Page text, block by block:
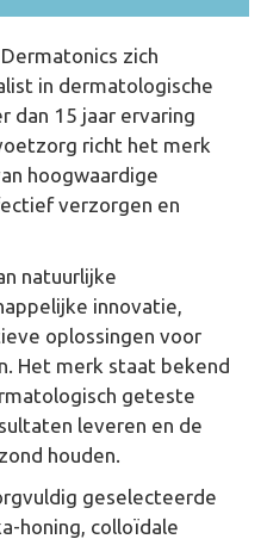
zich
in dermatologische
dan 15 jaar ervaring
richt het merk
hoogwaardige
verzorgen en
natuurlijke
innovatie,
oplossingen voor
Het merk staat bekend
geteste
leveren en de
houden.
geselecteerde
honing, colloïdale